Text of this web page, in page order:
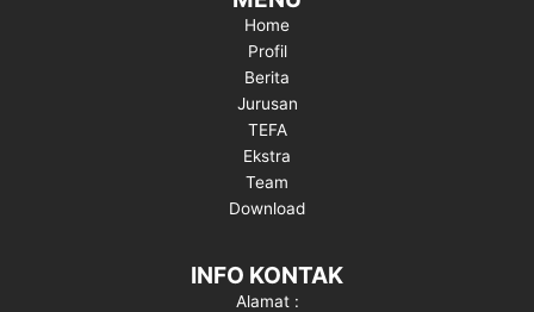
Home
Profil
Berita
Jurusan
TEFA
Ekstra
Team
Download
INFO KONTAK
Alamat :